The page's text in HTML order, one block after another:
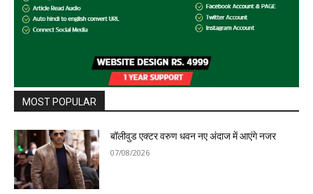
MOST POPULAR
बॉलीवुड एक्टर वरुण धवन नए अंदाज में आएंगे नजर
07/08/2026